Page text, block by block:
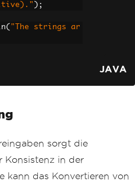
);
( "The strings ar
JAVA
sorgt die
Konsistenz in der
kann das Konvertieren von